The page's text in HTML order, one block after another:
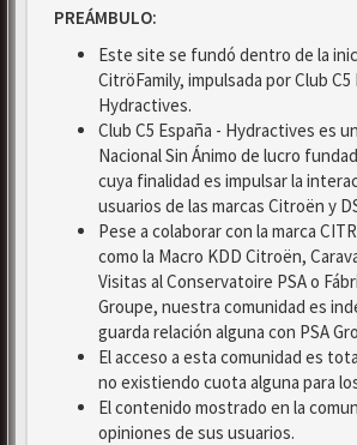
PREÁMBULO:
Este site se fundó dentro de la
CitröFamily, impulsada por Club C5
Hydractives.
Club C5 España - Hydractives es
Nacional Sin Ánimo de lucro
cuya finalidad es impulsar la
usuarios de las marcas Citroën y
Pese a colaborar con la marca
como la Macro KDD Citroën,
Visitas al Conservatoire PSA o
Groupe, nuestra comunidad es
guarda relación alguna con PSA
El acceso a esta comunidad es
no existiendo cuota alguna para
El contenido mostrado en la
opiniones de sus usuarios.